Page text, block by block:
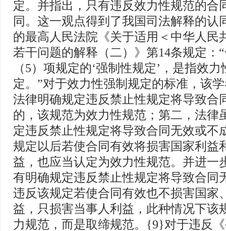
定。并指出，只有违反效力性规范的合
同。这一观点得到了我国司法解释的认
的最高人民法院《关于适用＜中华人民
若干问题的解释（二）》第14条规定：
（5）项规定的‘强制性规定’，是指效
定。”对于效力性强制规定的标准，该
法律明确规定违反禁止性规定将导致合
的，该规范为效力性规范；第二，法律
定违反禁止性规定将导致合同无效或不
规定以后若使合同有效将损害国家利益
益，也应当认定为效力性规范。并进一
有明确规定违反禁止性规定将导致合同
违反该规定若使合同有效也不损害国家
益，只损害当事人利益，此种情况下该
力规范，而是取缔规范。{9}对于违反